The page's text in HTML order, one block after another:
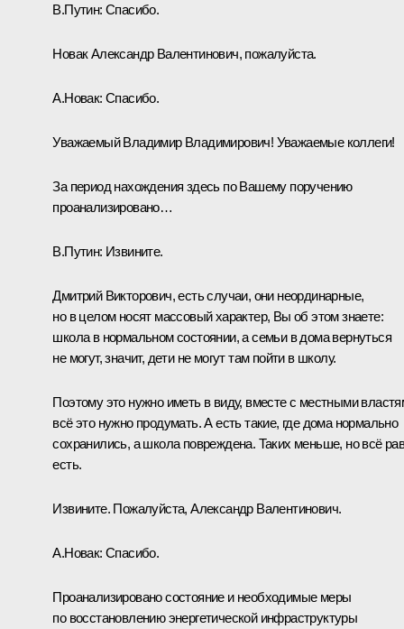
В.Путин: Спасибо.
Новак Александр Валентинович, пожалуйста.
А.Новак: Спасибо.
Уважаемый Владимир Владимирович! Уважаемые коллеги!
За период нахождения здесь по Вашему поручению
проанализировано…
В.Путин: Извините.
Дмитрий Викторович, есть случаи, они неординарные,
но в целом носят массовый характер, Вы об этом знаете:
школа в нормальном состоянии, а семьи в дома вернуться
не могут, значит, дети не могут там пойти в школу.
Поэтому это нужно иметь в виду, вместе с местными
всё это нужно продумать. А есть такие, где дома нормально
сохранились, а школа повреждена. Таких меньше, но всё
есть.
Извините. Пожалуйста, Александр Валентинович.
А.Новак: Спасибо.
Проанализировано состояние и необходимые меры
по восстановлению энергетической инфраструктуры